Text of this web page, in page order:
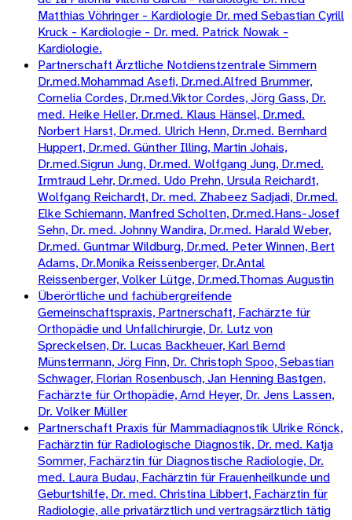
Matthias Vöhringer - Kardiologie Dr. med Sebastian Cyrill
Kruck - Kardiologie - Dr. med. Patrick Nowak -
Kardiologie.
Partnerschaft Ärztliche Notdienstzentrale Simmern
Dr.med.Mohammad Asefi, Dr.med.Alfred Brummer,
Cornelia Cordes, Dr.med.Viktor Cordes, Jörg Gass, Dr.
med. Heike Heller, Dr.med. Klaus Hänsel, Dr.med.
Norbert Harst, Dr.med. Ulrich Henn, Dr.med. Bernhard
Huppert, Dr.med. Günther Illing, Martin Johais,
Dr.med.Sigrun Jung, Dr.med. Wolfgang Jung, Dr.med.
Irmtraud Lehr, Dr.med. Udo Prehn, Ursula Reichardt,
Wolfgang Reichardt, Dr. med. Zhabeez Sadjadi, Dr.med.
Elke Schiemann, Manfred Scholten, Dr.med.Hans-Josef
Sehn, Dr. med. Johnny Wandira, Dr.med. Harald Weber,
Dr.med. Guntmar Wildburg, Dr.med. Peter Winnen, Bert
Adams, Dr.Monika Reissenberger, Dr.Antal
Reissenberger, Volker Lütge, Dr.med.Thomas Augustin
Überörtliche und fachübergreifende
Gemeinschaftspraxis, Partnerschaft, Fachärzte für
Orthopädie und Unfallchirurgie, Dr. Lutz von
Spreckelsen, Dr. Lucas Backheuer, Karl Bernd
Münstermann, Jörg Finn, Dr. Christoph Spoo, Sebastian
Schwager, Florian Rosenbusch, Jan Henning Bastgen,
Fachärzte für Orthopädie, Arnd Heyer, Dr. Jens Lassen,
Dr. Volker Müller
Partnerschaft Praxis für Mammadiagnostik Ulrike Rönck,
Fachärztin für Radiologische Diagnostik, Dr. med. Katja
Sommer, Fachärztin für Diagnostische Radiologie, Dr.
med. Laura Budau, Fachärztin für Frauenheilkunde und
Geburtshilfe, Dr. med. Christina Libbert, Fachärztin für
Radiologie, alle privatärztlich und vertragsärztlich tätig